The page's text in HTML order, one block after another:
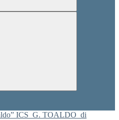
ICS G. TOALDO di